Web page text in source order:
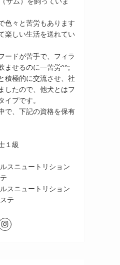
色々と苦労もあります
楽しい生活を送れてい
ードが苦手で、フィラ
ませるのに一苦労^^;
積極的に交流させ、社
したので、他犬とはフ
イプです。
で、下記の資格を保有
１級
スニュートリション
スニュートリション
テ